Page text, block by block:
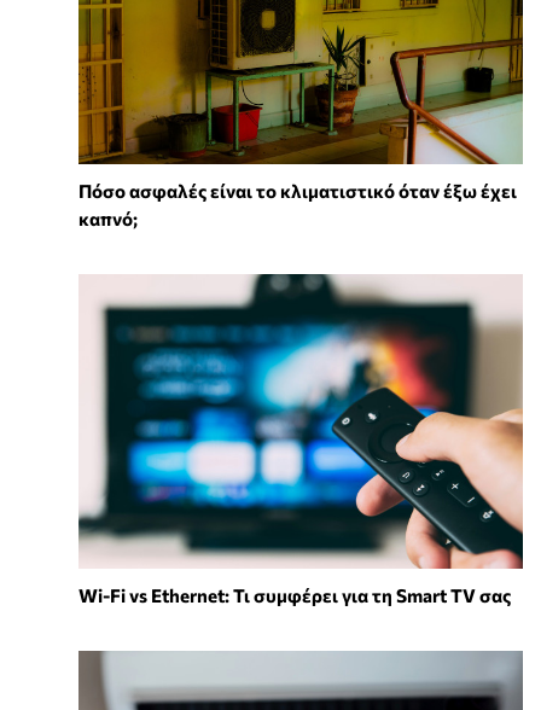
Πόσο ασφαλές είναι το κλιματιστικό όταν έξω έχει
καπνό;
Wi-Fi vs Ethernet: Τι συμφέρει για τη Smart TV σας